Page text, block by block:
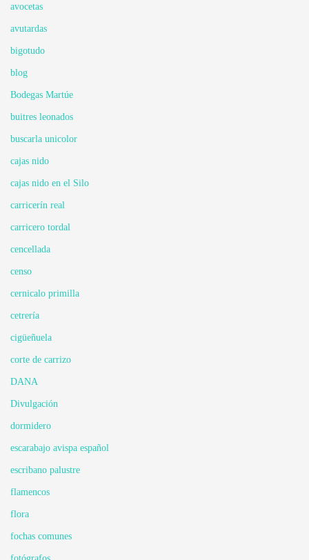
avocetas
avutardas
bigotudo
blog
Bodegas Martúe
buitres leonados
buscarla unicolor
cajas nido
cajas nido en el Silo
carricerín real
carricero tordal
cencellada
censo
cernicalo primilla
cetrería
cigüeñuela
corte de carrizo
DANA
Divulgación
dormidero
escarabajo avispa español
escribano palustre
flamencos
flora
fochas comunes